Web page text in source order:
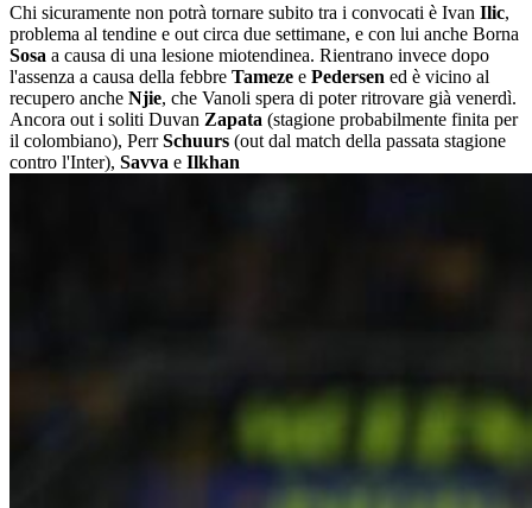
Chi sicuramente non potrà tornare subito tra i convocati è Ivan Ilic,
problema al tendine e out circa due settimane, e con lui anche Borna
Sosa a causa di una lesione miotendinea. Rientrano invece dopo
l'assenza a causa della febbre Tameze e Pedersen ed è vicino al
recupero anche Njie, che Vanoli spera di poter ritrovare già venerdì.
Ancora out i soliti Duvan Zapata (stagione probabilmente finita per
il colombiano), PerrSchuurs (out dal match della passata stagione
contro l'Inter), Savva e Ilkhan